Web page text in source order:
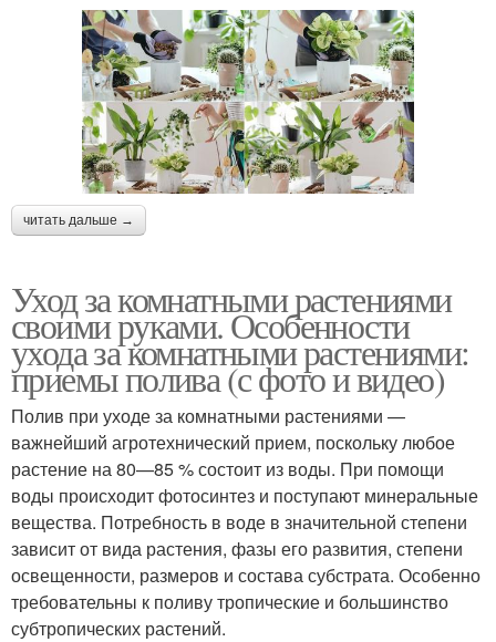
читать дальше →
Уход за комнатными растениями
своими руками. Особенности
ухода за комнатными растениями:
приемы полива (с фото и видео)
Полив при уходе за комнатными растениями —
важнейший агротехнический прием, поскольку любое
растение на 80—85 % состоит из воды. При помощи
воды происходит фотосинтез и поступают минеральные
вещества. Потребность в воде в значительной степени
зависит от вида растения, фазы его развития, степени
освещенности, размеров и состава субстрата. Особенно
требовательны к поливу тропические и большинство
субтропических растений.